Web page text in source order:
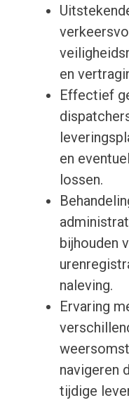
en
Effectief
en
lossen.
bijhouden
naleving.
Ervaring
navigeren
tijdige